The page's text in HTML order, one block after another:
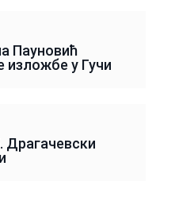
Пауновић
изложбе у Гучи
Драгачевски